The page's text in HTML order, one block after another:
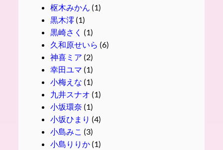
枢木みかん (1)
黒木澪 (1)
黒崎さく (1)
久和原せいら (6)
神喜ミア (2)
幸田ユマ (1)
小梅えな (1)
九井スナオ (1)
小坂環奈 (1)
小坂ひまり (4)
小島みこ (3)
小島りりか(1)